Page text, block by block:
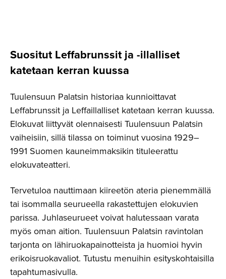
Suositut Leffabrunssit ja -illalliset
katetaan kerran kuussa
Tuulensuun Palatsin historiaa kunnioittavat
Leffabrunssit ja Leffaillalliset katetaan kerran kuussa.
Elokuvat liittyvät olennaisesti Tuulensuun Palatsin
vaiheisiin, sillä tilassa on toiminut vuosina 1929–
1991 Suomen kauneimmaksikin tituleerattu
elokuvateatteri.
Tervetuloa nauttimaan kiireetön ateria pienemmällä
tai isommalla seurueella rakastettujen elokuvien
parissa. Juhlaseurueet voivat halutessaan varata
myös oman aition. Tuulensuun Palatsin ravintolan
tarjonta on lähiruokapainotteista ja huomioi hyvin
erikoisruokavaliot. Tutustu menuihin esityskohtaisilla
tapahtumasivulla.